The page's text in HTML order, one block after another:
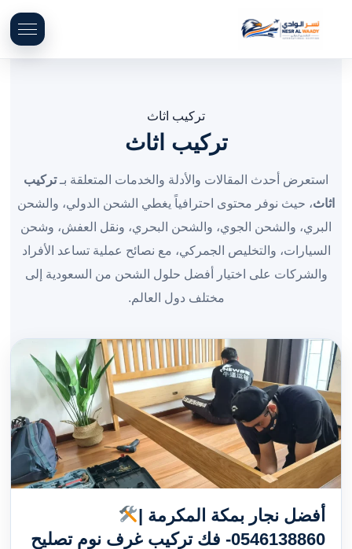
تركيب اثاث
تركيب اثاث
استعرض أحدث المقالات والأدلة والخدمات المتعلقة بـتركيب
اثاث، حيث نوفر محتوى احترافياً يغطي الشحن الدولي، والشحن
البري، والشحن الجوي، والشحن البحري، ونقل العفش، وشحن
السيارات، والتخليص الجمركي، مع نصائح عملية تساعد الأفراد
والشركات على اختيار أفضل حلول الشحن من السعودية إلى
مختلف دول العالم.
أفضل نجار بمكة المكرمة |
0546138860- فك تركيب غرف نوم تصليح